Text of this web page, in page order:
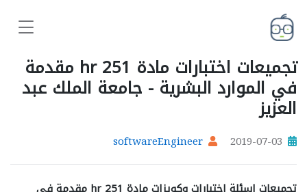
تجميعات اختبارات مادة hr 251 مقدمة
في الموارد البشرية - جامعة الملك عبد
العزيز
2019-07-03
softwareEngineer